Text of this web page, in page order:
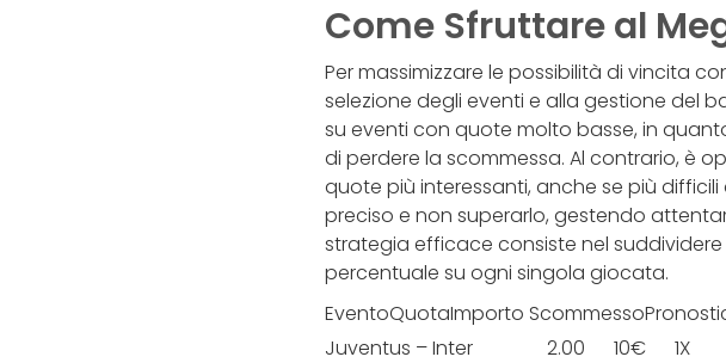
Come Sfruttare al
Per massimizzare le possibilità di vincita
selezione degli eventi e alla gestione del
su eventi con quote molto basse, in
di perdere la scommessa. Al contrario, è
quote più interessanti, anche se più
preciso e non superarlo, gestendo
strategia efficace consiste nel
percentuale su ogni singola giocata.
EventoQuotaImporto
Juventus – Inter
2.00 10€
1X